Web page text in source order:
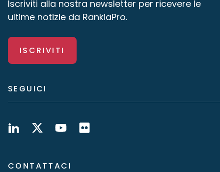
Iscriviti alla nostra newsletter per ricevere le
ultime notizie da RankiaPro.
ISCRIVITI
SEGUICI
CONTATTACI